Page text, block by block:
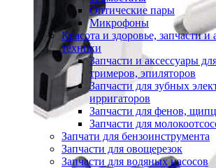
Оптические пары
Микрофоны
Красота и здоровье, запчасти и
техники
Запчасти и аксессуары
тримеров, эпиляторов
Запчасти для зубных
ирригаторов
Запчасти для фенов,
Запчасти для
Запчати для бензоинструмента
Запчасти для овощерезок
Запчасти для водяных насосов